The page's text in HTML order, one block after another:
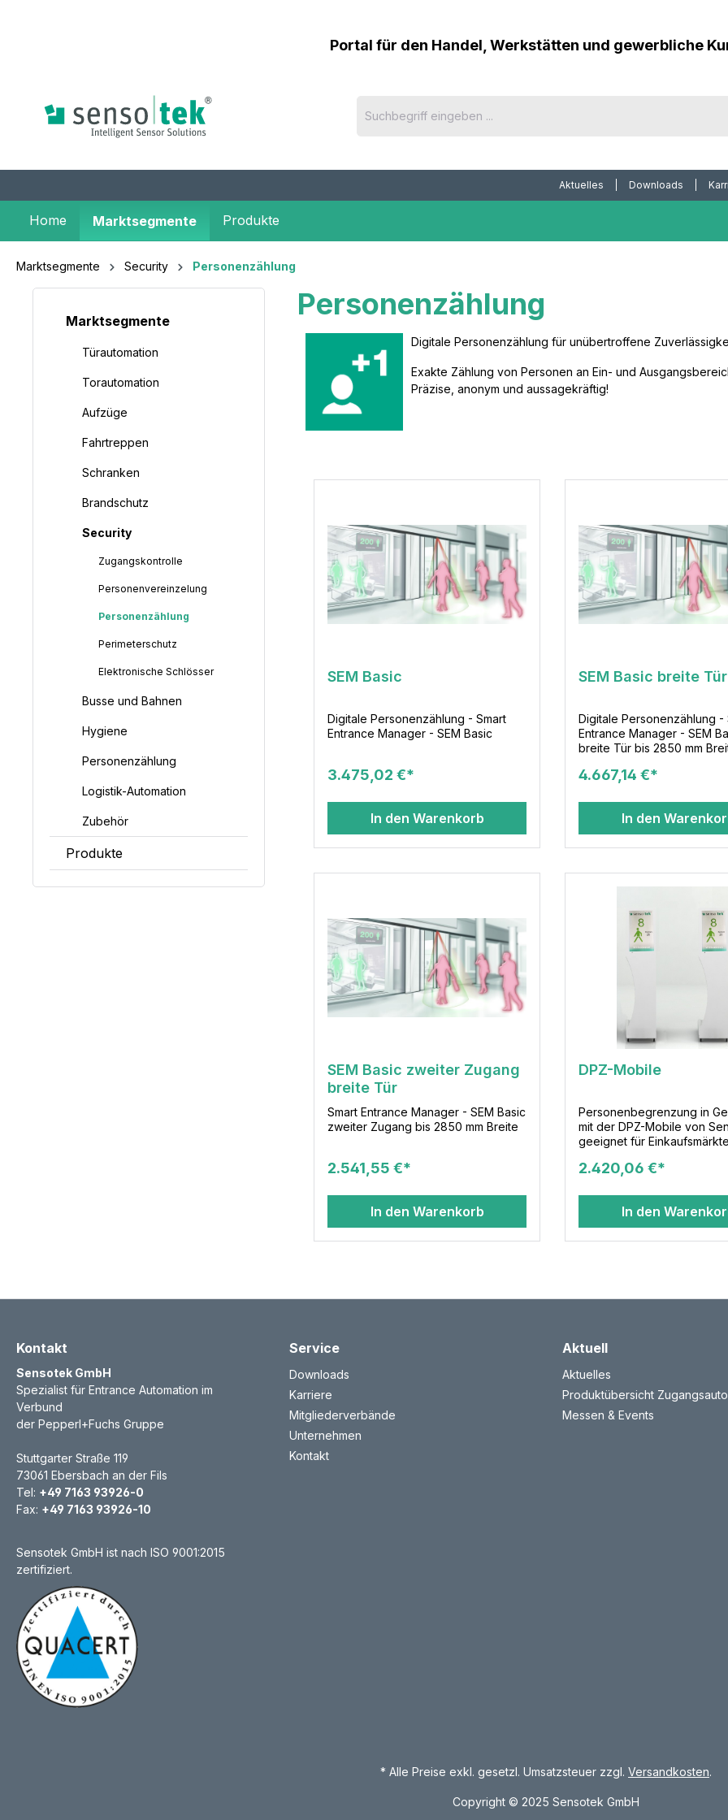
Portal für den Handel, Werkstätten und gewerbliche
Aktuelles Downloads
Home Marktsegmente Produkte
Marktsegmente Security Personenzählung
Marktsegmente
Türautomation
Torautomation
Aufzüge
Fahrtreppen
Schranken
Brandschutz
Security
Zugangskontrolle
Personenvereinzelung
Personenzählung
Perimeterschutz
Elektronische Schlösser
Busse und Bahnen
Hygiene
Personenzählung
Logistik-Automation
Zubehör
Produkte
Personenzählung
Digitale Personenzählung für unübertroffene
Exakte Zählung von Personen an Ein- und
Präzise, anonym und aussagekräftig!
SEM Basic
Digitale Personenzählung - Smart
Entrance Manager - SEM Basic
3.475,02 €*
In den Warenkorb
SEM Basic breite Tür
Digitale Personenzählung -
Entrance Manager - SEM
breite Tür bis 2850 mm
4.667,14 €*
In den
SEM Basic zweiter Zugang
breite Tür
Smart Entrance Manager - SEM Basic
zweiter Zugang bis 2850 mm Breite
2.541,55 €*
In den Warenkorb
DPZ-Mobile
Personenbegrenzung in
mit der DPZ-Mobile von
geeignet für Einkaufsmärkte,
Kundenverkehr, Behörden,
Touch Screen mit einer
ausdrucksstarken
Signalanzeige werden
die jeweilige Anzahl der
erreicht, erfolgt eine rot/
Personen. Optional erfolgt
Sensotek Stele wird ohne
Einschränkung der Kunden
Einhaltung der Flucht- und
Rettungsweg Vorschriften,
2.420,06 €*
In den
Kontakt
Sensotek GmbH
Spezialist für Entrance Automation im
Verbund
der Pepperl+Fuchs Gruppe
Stuttgarter Straße 119
73061 Ebersbach an der Fils
Tel: +49 7163 93926-0
Fax: +49 7163 93926-10
Sensotek GmbH ist nach ISO 9001:2015
zertifiziert.
Service
Downloads
Karriere
Mitgliederverbände
Unternehmen
Kontakt
Aktuell
Aktuelles
Produktübersicht
Messen & Events
* Alle Preise exkl. gesetzl. Umsatzsteuer zzgl. Versandkosten.
Copyright © 2025 Sensotek GmbH